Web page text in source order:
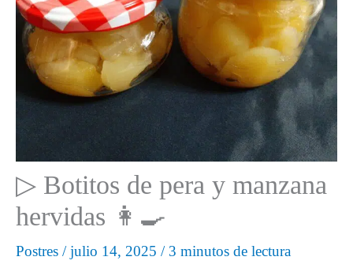
▷ Botitos de pera y manzana
hervidas 👩‍🍳
Postres /julio 14, 2025 / 3 minutos de lectura